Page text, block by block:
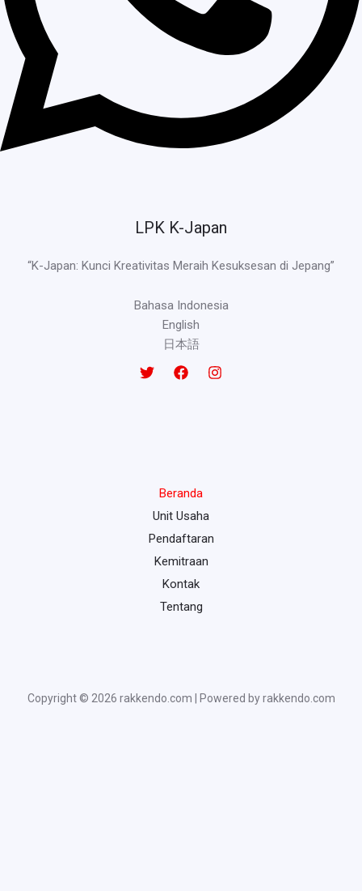
LPK K-Japan
“K-Japan: Kunci Kreativitas Meraih Kesuksesan di Jepang”
Bahasa Indonesia
English
日本語
Beranda
Unit Usaha
Pendaftaran
Kemitraan
Kontak
Tentang
Copyright © 2026 rakkendo.com | Powered by rakkendo.com